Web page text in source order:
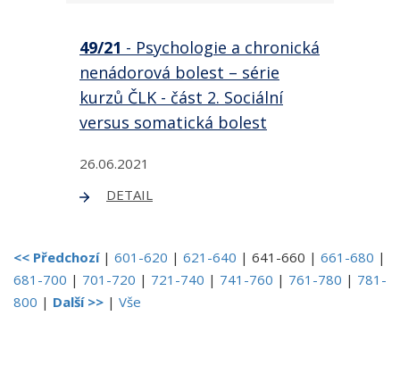
49/21 - Psychologie a chronická
nenádorová bolest – série
kurzů ČLK - část 2. Sociální
versus somatická bolest
26.06.2021
DETAIL
<< Předchozí| 601-620 | 621-640 | 641-660 | 661-680 |
681-700 | 701-720 | 721-740 | 741-760 | 761-780 | 781-
800 | Další >> | Vše